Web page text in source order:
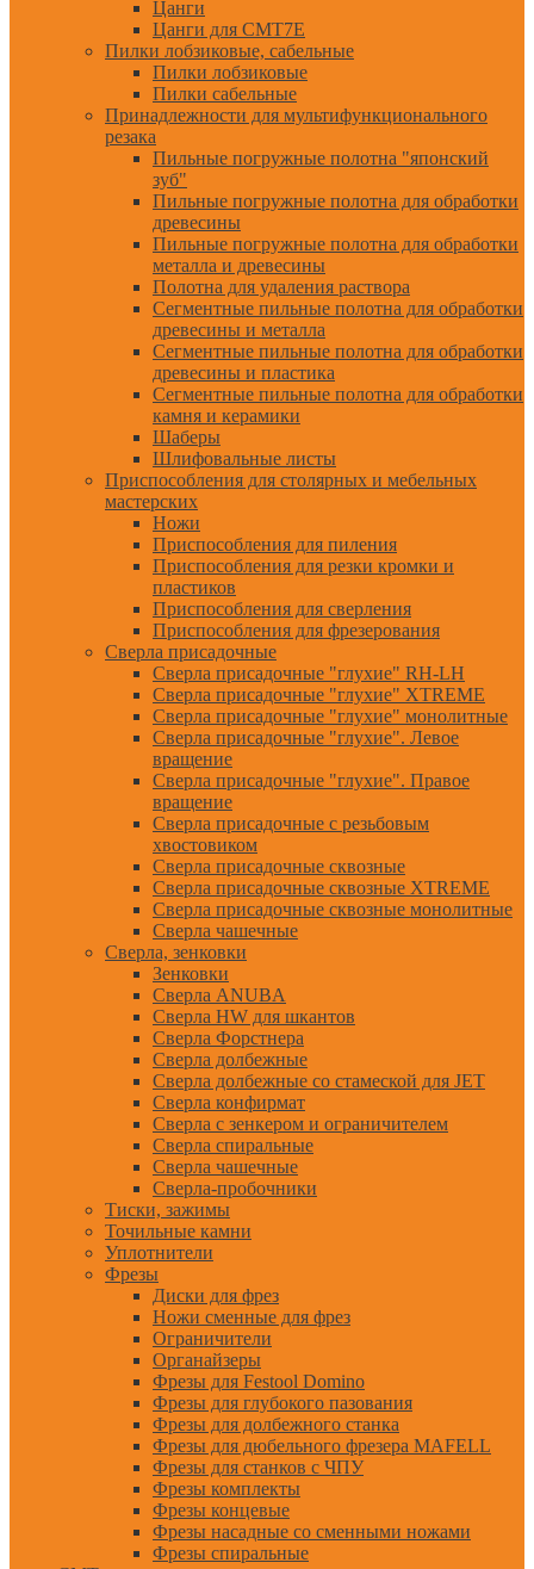
Цанги
Цанги для CMT7E
Пилки лобзиковые, сабельные
Пилки лобзиковые
Пилки сабельные
Принадлежности для мультифункционального
резака
Пильные погружные полотна "японский
зуб"
Пильные погружные полотна для обработки
древесины
Пильные погружные полотна для обработки
металла и древесины
Полотна для удаления раствора
Сегментные пильные полотна для обработки
древесины и металла
Сегментные пильные полотна для обработки
древесины и пластика
Сегментные пильные полотна для обработки
камня и керамики
Шаберы
Шлифовальные листы
Приспособления для столярных и мебельных
мастерских
Ножи
Приспособления для пиления
Приспособления для резки кромки и
пластиков
Приспособления для сверления
Приспособления для фрезерования
Сверла присадочные
Сверла присадочные "глухие" RH-LH
Сверла присадочные "глухие" XTREME
Сверла присадочные "глухие" монолитные
Сверла присадочные "глухие". Левое
вращение
Сверла присадочные "глухие". Правое
вращение
Сверла присадочные с резьбовым
хвостовиком
Сверла присадочные сквозные
Сверла присадочные сквозные XTREME
Сверла присадочные сквозные монолитные
Сверла чашечные
Сверла, зенковки
Зенковки
Сверла ANUBA
Сверла HW для шкантов
Сверла Форстнера
Сверла долбежные
Сверла долбежные со стамеской для JET
Сверла конфирмат
Сверла с зенкером и ограничителем
Сверла спиральные
Сверла чашечные
Сверла-пробочники
Тиски, зажимы
Точильные камни
Уплотнители
Фрезы
Диски для фрез
Ножи сменные для фрез
Ограничители
Органайзеры
Фрезы для Festool Domino
Фрезы для глубокого пазования
Фрезы для долбежного станка
Фрезы для дюбельного фрезера MAFELL
Фрезы для станков с ЧПУ
Фрезы комплекты
Фрезы концевые
Фрезы насадные со сменными ножами
Фрезы спиральные